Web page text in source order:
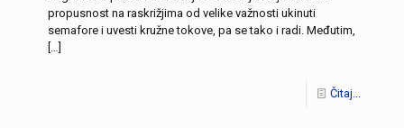
propusnost na raskrižjima od velike važnosti ukinuti
semafore i uvesti kružne tokove, pa se tako i radi. Međutim,
[…]
Čitaj...